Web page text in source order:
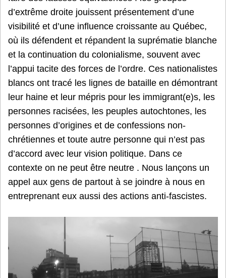
d’extrême droite jouissent présentement d’une
visibilité et d’une influence croissante au Québec,
où ils défendent et répandent la suprématie blanche
et la continuation du colonialisme, souvent avec
l’appui tacite des forces de l’ordre. Ces nationalistes
blancs ont tracé les lignes de bataille en démontrant
leur haine et leur mépris pour les immigrant(e)s, les
personnes racisées, les peuples autochtones, les
personnes d’origines et de confessions non-
chrétiennes et toute autre personne qui n’est pas
d’accord avec leur vision politique. Dans ce
contexte on ne peut être neutre . Nous lançons un
appel aux gens de partout à se joindre à nous en
entreprenant eux aussi des actions anti-fascistes.